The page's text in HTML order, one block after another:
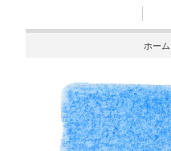
ホーム